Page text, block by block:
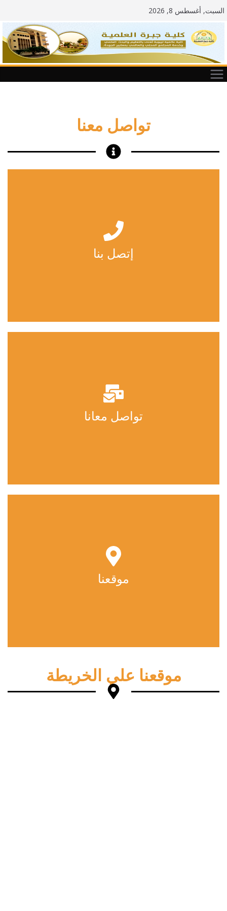
السبت, أغسطس 8, 2026
تواصل معنا
إتصل بنا
تواصل معانا
info@jabracollage.com
موقعنا
جبرة تقاطع البيبسي الفرع الرئيسي | ولاية نهر النيل
محلية عطبرة حي السيالة الجديدة جوار مسجد السيالة
موقعنا علي الخريطة